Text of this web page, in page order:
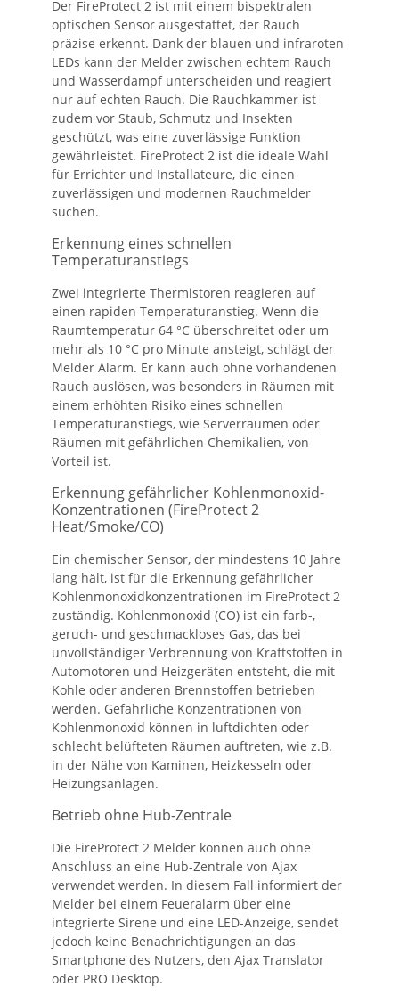
Der FireProtect 2 ist mit einem bispektralen
optischen Sensor ausgestattet, der Rauch
präzise erkennt. Dank der blauen und infraroten
LEDs kann der Melder zwischen echtem Rauch
und Wasserdampf unterscheiden und reagiert
nur auf echten Rauch. Die Rauchkammer ist
zudem vor Staub, Schmutz und Insekten
geschützt, was eine zuverlässige Funktion
gewährleistet. FireProtect 2 ist die ideale Wahl
für Errichter und Installateure, die einen
zuverlässigen und modernen Rauchmelder
suchen.
Erkennung eines schnellen
Temperaturanstiegs
Zwei integrierte Thermistoren reagieren auf
einen rapiden Temperaturanstieg. Wenn die
Raumtemperatur 64 °C überschreitet oder um
mehr als 10 °C pro Minute ansteigt, schlägt der
Melder Alarm. Er kann auch ohne vorhandenen
Rauch auslösen, was besonders in Räumen mit
einem erhöhten Risiko eines schnellen
Temperaturanstiegs, wie Serverräumen oder
Räumen mit gefährlichen Chemikalien, von
Vorteil ist.
Erkennung gefährlicher Kohlenmonoxid-
Konzentrationen (FireProtect 2
Heat/Smoke/CO)
Ein chemischer Sensor, der mindestens 10 Jahre
lang hält, ist für die Erkennung gefährlicher
Kohlenmonoxidkonzentrationen im FireProtect 2
zuständig. Kohlenmonoxid (CO) ist ein farb-,
geruch- und geschmackloses Gas, das bei
unvollständiger Verbrennung von Kraftstoffen in
Automotoren und Heizgeräten entsteht, die mit
Kohle oder anderen Brennstoffen betrieben
werden. Gefährliche Konzentrationen von
Kohlenmonoxid können in luftdichten oder
schlecht belüfteten Räumen auftreten, wie z.B.
in der Nähe von Kaminen, Heizkesseln oder
Heizungsanlagen.
Betrieb ohne Hub-Zentrale
Die FireProtect 2 Melder können auch ohne
Anschluss an eine Hub-Zentrale von Ajax
verwendet werden. In diesem Fall informiert der
Melder bei einem Feueralarm über eine
integrierte Sirene und eine LED-Anzeige, sendet
jedoch keine Benachrichtigungen an das
Smartphone des Nutzers, den Ajax Translator
oder PRO Desktop.